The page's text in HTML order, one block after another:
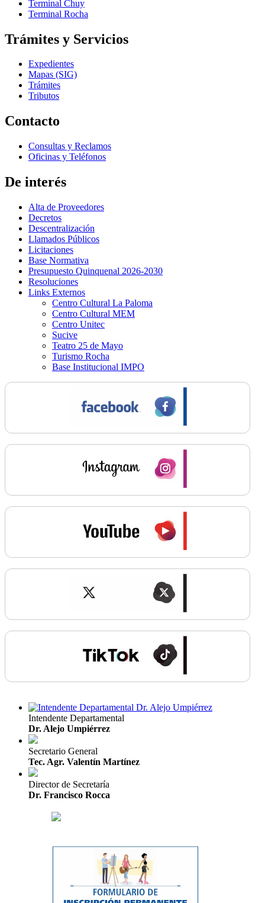
Terminal Chuy
Terminal Rocha
Trámites y Servicios
Expedientes
Mapas (SIG)
Trámites
Tributos
Contacto
Consultas y Reclamos
Oficinas y Teléfonos
De interés
Alta de Proveedores
Decretos
Descentralización
Llamados Públicos
Licitaciones
Base Normativa
Presupuesto Quinquenal 2026-2030
Resoluciones
Links Externos
Centro Cultural La Paloma
Centro Cultural MEM
Centro Unitec
Sucive
Teatro 25 de Mayo
Turismo Rocha
Base Institucional IMPO
Intendente Departamental
Dr. Alejo Umpiérrez
Secretario General
Tec. Agr. Valentín Martínez
Director de Secretaría
Dr. Francisco Rocca